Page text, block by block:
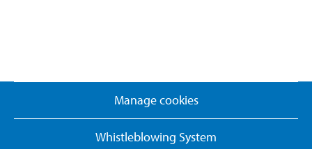
Manage cookies
Whistleblowing System